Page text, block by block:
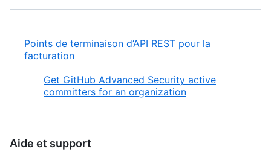
Points de terminaison d’API REST pour la
facturation
Get GitHub Advanced Security active
committers for an organization
Aide et support